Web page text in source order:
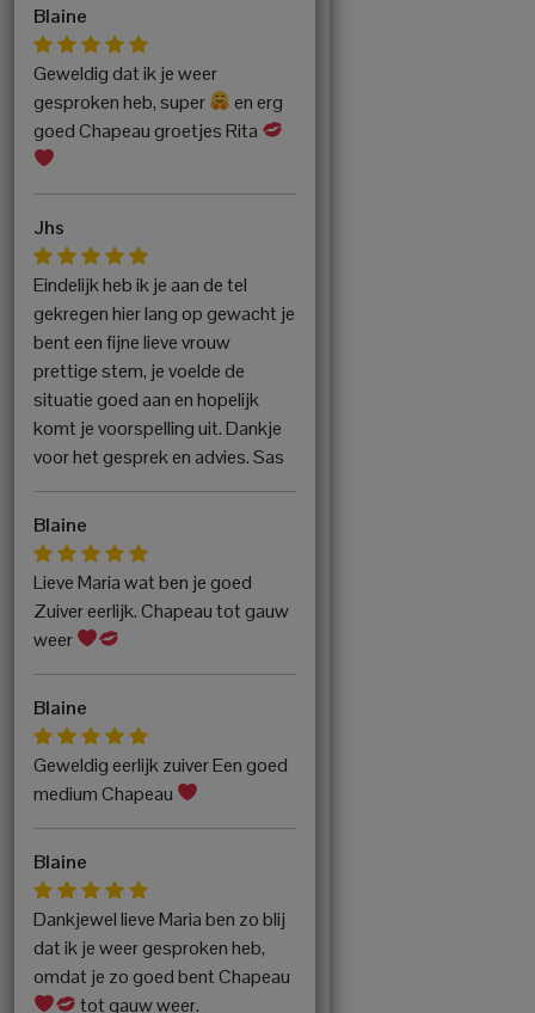
Blaine
Geweldig dat ik je weer
gesproken heb, super
en erg
goed Chapeau groetjes Rita
Jhs
Eindelijk heb ik je aan de tel
gekregen hier lang op gewacht je
bent een fijne lieve vrouw
prettige stem, je voelde de
situatie goed aan en hopelijk
komt je voorspelling uit. Dankje
voor het gesprek en advies. Sas
Blaine
Lieve Maria wat ben je goed
Zuiver eerlijk. Chapeau tot gauw
weer
Blaine
Geweldig eerlijk zuiver Een goed
medium Chapeau
Blaine
Dankjewel lieve Maria ben zo blij
dat ik je weer gesproken heb,
omdat je zo goed bent Chapeau
tot gauw weer.